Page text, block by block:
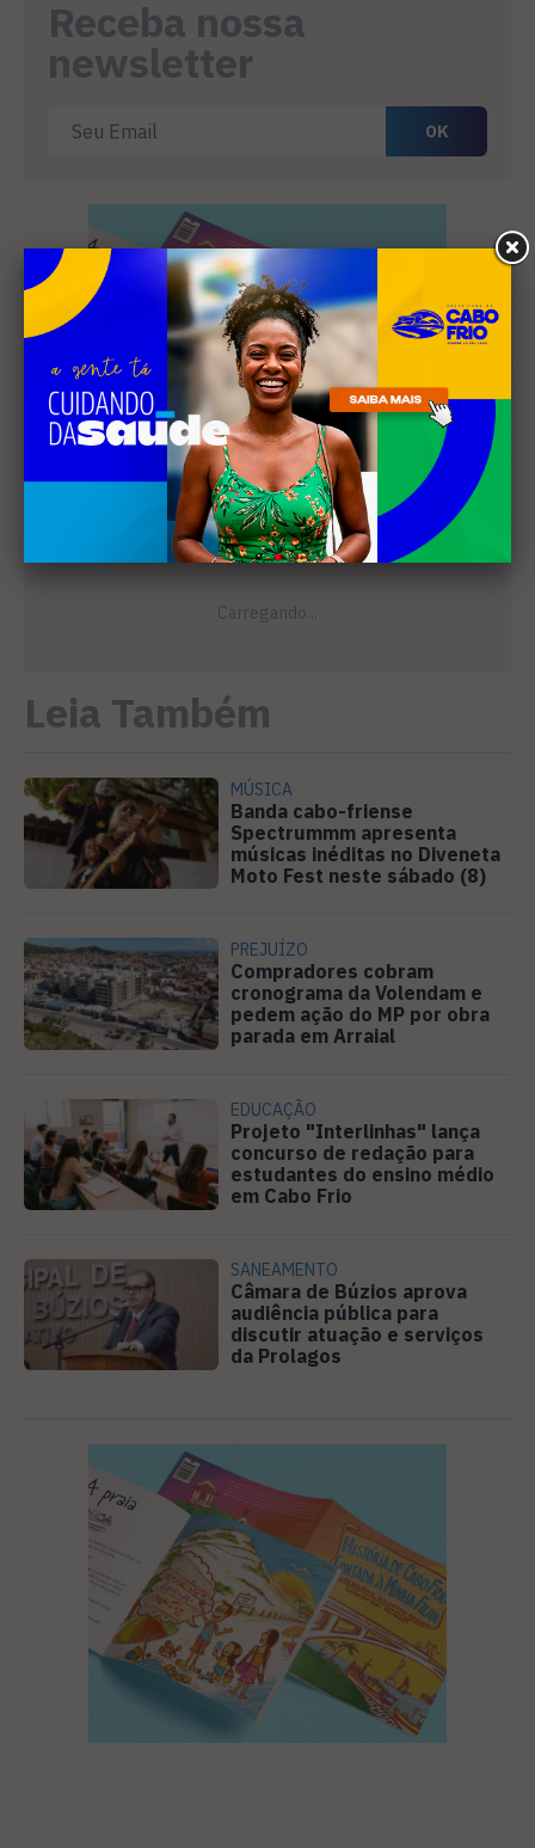
Receba nossa
newsletter
Leia Também
MÚSICA
Banda cabo-friense
Spectrummm apresenta
músicas inéditas no Diveneta
Moto Fest neste sábado (8)
PREJUÍZO
Compradores cobram
cronograma da Volendam e
pedem ação do MP por obra
parada em Arraial
EDUCAÇÃO
Projeto "Interlinhas" lança
concurso de redação para
estudantes do ensino médio
em Cabo Frio
SANEAMENTO
Câmara de Búzios aprova
audiência pública para
discutir atuação e serviços
da Prolagos